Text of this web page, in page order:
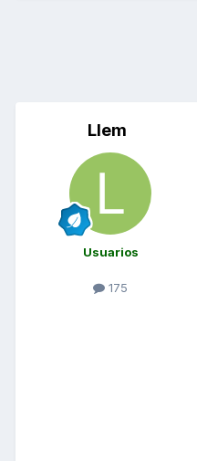
Llem
Usuarios
175